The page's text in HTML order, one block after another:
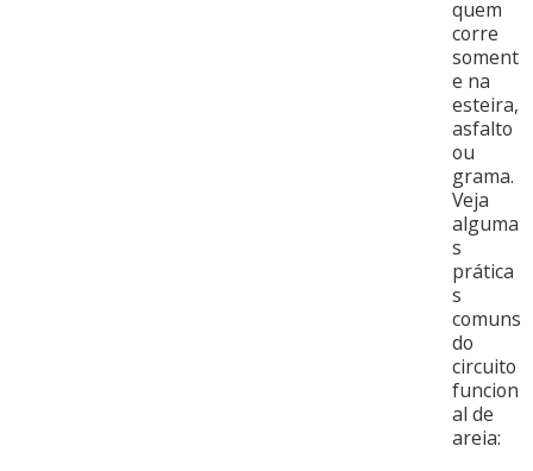
quem
corre
soment
e na
esteira,
asfalto
ou
grama.
Veja
alguma
s
prática
s
comuns
do
circuito
funcion
al de
areia: